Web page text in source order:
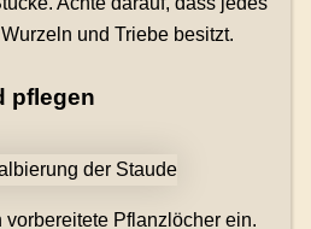
und Triebe besitzt.
pflegen
vorbereitete Pflanzlöcher ein.